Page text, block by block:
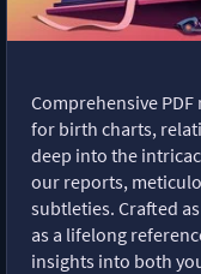
Comprehensive
for birth charts,
deep into the
our reports,
subtleties. Crafted
as a lifelong
insights into both